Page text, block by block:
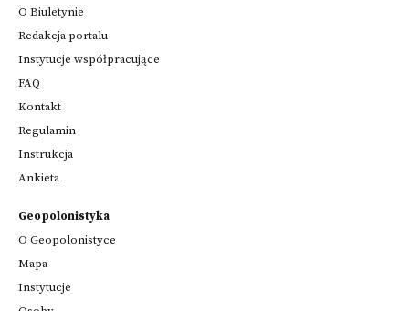
O Biuletynie
Redakcja portalu
Instytucje współpracujące
FAQ
Kontakt
Regulamin
Instrukcja
Ankieta
Geopolonistyka
O Geopolonistyce
Mapa
Instytucje